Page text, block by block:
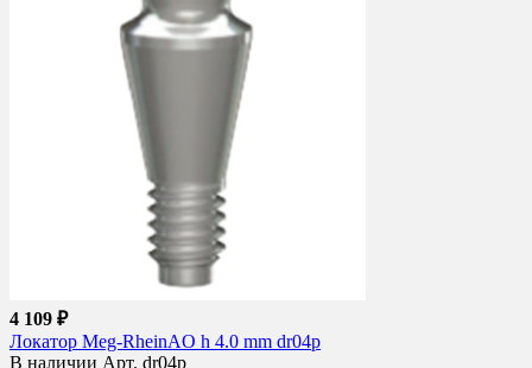
4 109 ₽
Локатор Meg-RheinAO h 4.0 mm dr04p
В наличии Арт. dr04p